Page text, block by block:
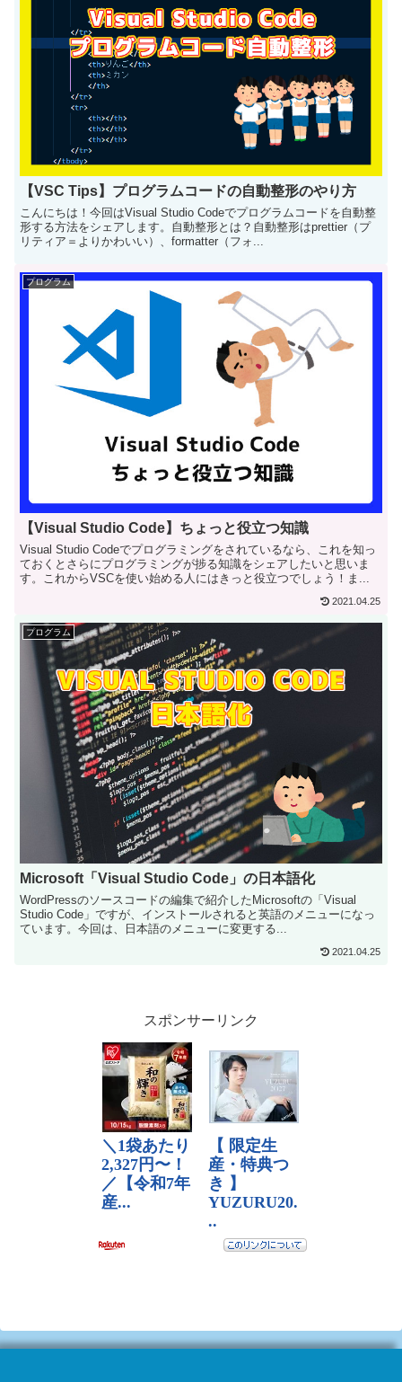
【VSC Tips】プログラムコードの自動整形のやり方
こんにちは！今回はVisual Studio Codeでプログラムコードを自動整
形する方法をシェアします。自動整形とは？自動整形はprettier（プ
リティア＝よりかわいい）、formatter（フォ...
プログラム
【Visual Studio Code】ちょっと役立つ知識
Visual Studio Codeでプログラミングをされているなら、これを知っ
ておくとさらにプログラミングが捗る知識をシェアしたいと思いま
す。これからVSCを使い始める人にはきっと役立つでしょう！ま...
2021.04.25
プログラム
Microsoft「Visual Studio Code」の日本語化
WordPressのソースコードの編集で紹介したMicrosoftの「Visual
Studio Code」ですが、インストールされると英語のメニューになっ
ています。今回は、日本語のメニューに変更する...
2021.04.25
スポンサーリンク